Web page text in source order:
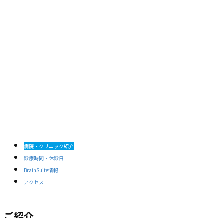
病院・クリニック紹介
診療時間・休診日
BrainSuite情報
アクセス